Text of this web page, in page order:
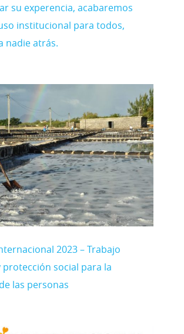
su experencia, acabaremos
institucional para todos,
nadie atrás.
2023 – Trabajo
protección social para la
las personas